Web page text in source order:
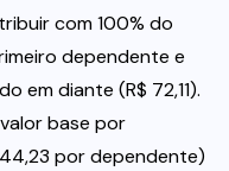
com 100% do
dependente e
em diante (R$ 72,11).
base por
por dependente)